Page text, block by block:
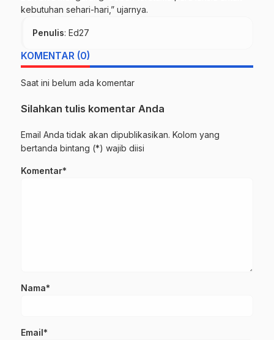
kebutuhan sehari-hari,” ujarnya.
Penulis: Ed27
KOMENTAR (0)
Saat ini belum ada komentar
Silahkan tulis komentar Anda
Email Anda tidak akan dipublikasikan. Kolom yang
bertanda bintang (*) wajib diisi
Komentar*
Nama*
Email*